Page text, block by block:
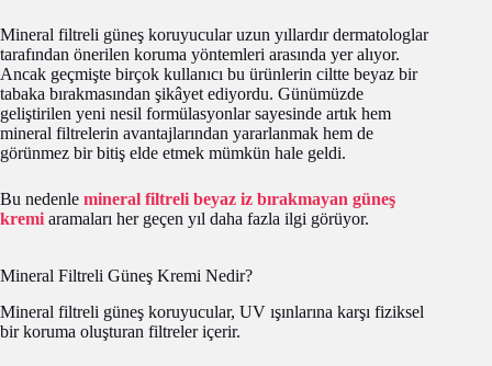
Mineral filtreli güneş koruyucular uzun yıllardır dermatologlar
tarafından önerilen koruma yöntemleri arasında yer alıyor.
Ancak geçmişte birçok kullanıcı bu ürünlerin ciltte beyaz bir
tabaka bırakmasından şikâyet ediyordu. Günümüzde
geliştirilen yeni nesil formülasyonlar sayesinde artık hem
mineral filtrelerin avantajlarından yararlanmak hem de
görünmez bir bitiş elde etmek mümkün hale geldi.
Bu nedenle mineral filtreli beyaz iz bırakmayan güneş
kremi aramaları her geçen yıl daha fazla ilgi görüyor.
Mineral Filtreli Güneş Kremi Nedir?
Mineral filtreli güneş koruyucular, UV ışınlarına karşı fiziksel
bir koruma oluşturan filtreler içerir.